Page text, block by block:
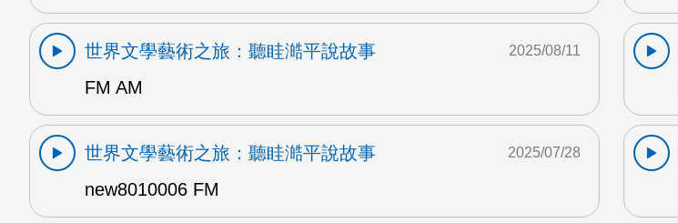
世界文學藝術之旅：聽眭澔平說故事
FM AM
2025/08/11
世界文學藝術之旅：聽眭澔平說故事
new8010006 FM
2025/07/28